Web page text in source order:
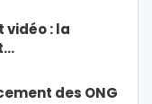
vidéo : la
des ONG